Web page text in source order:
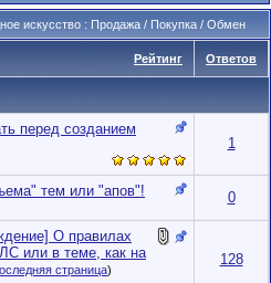
искусство : Продажа / Покупка / Обмен
Рейтинг Ответов
перед созданием
1
тем или "апов"! 0
О правилах
или в теме, как на
страница)
128